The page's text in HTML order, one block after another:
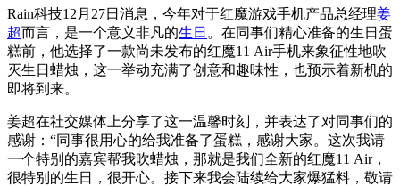
Rain科技12月27日消息，今年对于红魔游戏手机产品总经理姜
超而言，是一个意义非凡的生日 。在同事们精心准备的生日蛋
糕前，他选择了一款尚未发布的红魔11 Air手机来象征性地吹
灭生日蜡烛，这一举动充满了创意和趣味性，也预示着新机的
即将到来。
姜超在社交媒体上分享了这一温馨时刻，并表达了对同事们的
感谢：“同事很用心的给我准备了蛋糕，感谢大家。这次我请
一个特别的嘉宾帮我吹蜡烛，那就是我们全新的红魔11 Air，
很特别的生日，很开心。接下来我会陆续给大家爆猛料，敬请